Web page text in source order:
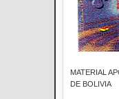
MATERIAL
DE BOLIVIA